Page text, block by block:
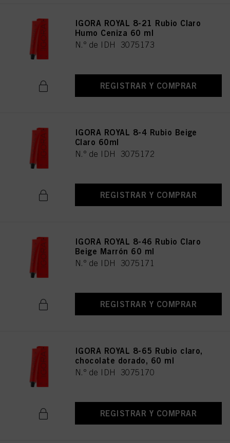
IGORA ROYAL 8-21 Rubio Claro
Humo Ceniza 60 ml
N.º de IDH 3075173
REGISTRAR Y COMPRAR
IGORA ROYAL 8-4 Rubio Beige
Claro 60ml
N.º de IDH 3075172
REGISTRAR Y COMPRAR
IGORA ROYAL 8-46 Rubio Claro
Beige Marrón 60 ml
N.º de IDH 3075171
REGISTRAR Y COMPRAR
IGORA ROYAL 8-65 Rubio claro,
chocolate dorado, 60 ml
N.º de IDH 3075170
REGISTRAR Y COMPRAR